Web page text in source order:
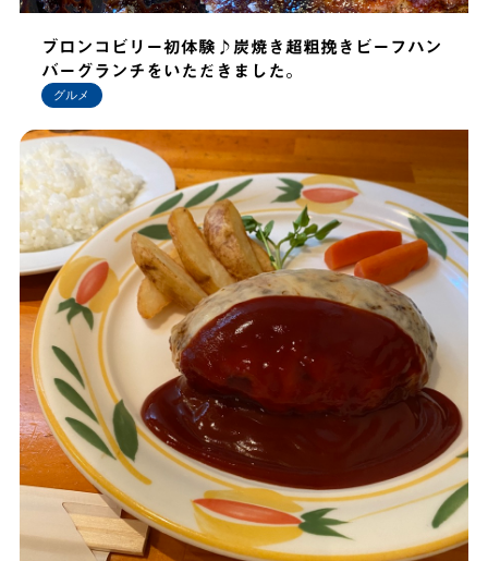
ブロンコビリー初体験♪炭焼き超粗挽きビーフハン
バーグランチをいただきました。
グルメ